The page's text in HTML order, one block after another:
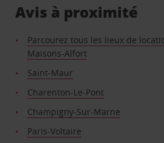
Avis à proximité
Parcourez tous les lieux de
Maisons-Alfort
Saint-Maur
Charenton-Le-Pont
Champigny-Sur-Marne
Paris-Voltaire